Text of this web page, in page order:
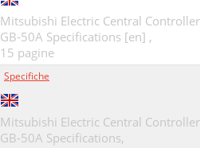
Mitsubishi Electric Central Controller
GB-50A Specifications [en] ,
15 pagine
Specifiche
Mitsubishi Electric Central Controller
GB-50A Specifications,